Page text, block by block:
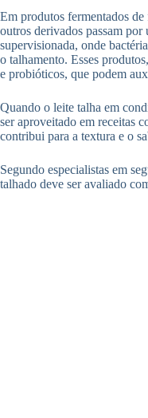
Em produtos fermentados
outros derivados passam por
supervisionada, onde
o talhamento. Esses
e probióticos, que podem
Quando o leite talha em
ser aproveitado em receitas
contribui para a textura e o
Segundo especialistas em
talhado deve ser avaliado